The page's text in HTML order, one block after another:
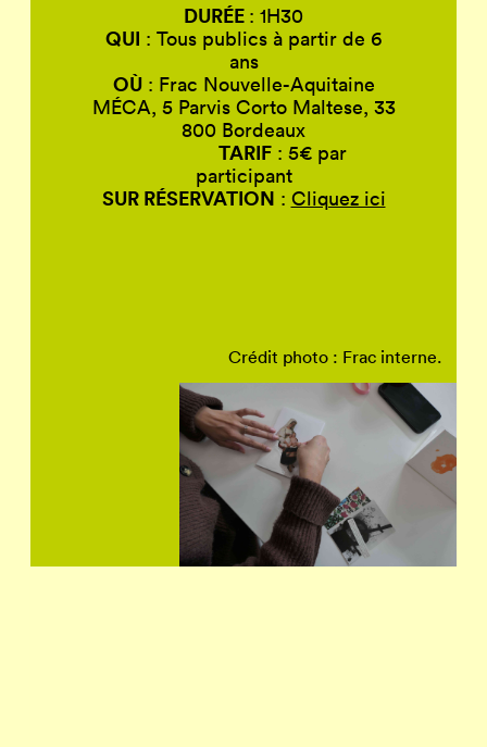
DURÉE : 1H30
QUI : Tous publics à partir de 6
ans
OÙ: Frac Nouvelle-Aquitaine
MÉCA, 5 Parvis Corto Maltese, 33
800 Bordeaux
TARIF : 5€ par
participant
SUR RÉSERVATION : Cliquez ici
Crédit photo : Frac interne.